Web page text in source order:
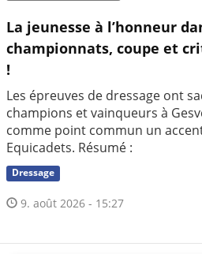
La jeunesse à l’honneur
championnats, coupe et
!
Les épreuves de dressage ont
champions et vainqueurs à
comme point commun un
Equicadets. Résumé :
Dressage
9. août 2026 - 15:27